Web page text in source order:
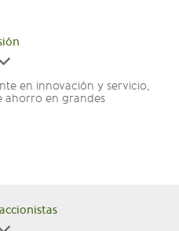
en innovación y servicio,
ahorro en grandes